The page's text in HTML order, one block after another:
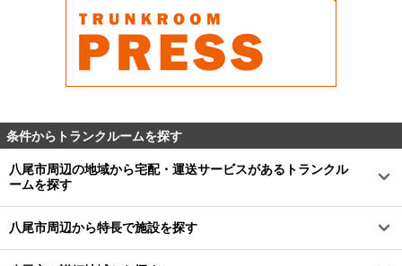
条件からトランクルームを探す
八尾市周辺の地域から宅配・運送サービスがあるトランクル
ームを探す
八尾市周辺から特長で施設を探す